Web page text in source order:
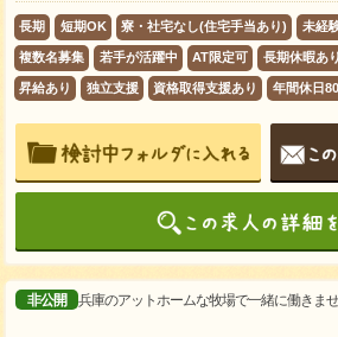
長期 短期OK 寮・社宅なし(住宅手当あり) 未経
複数名募集 若手が活躍中 AT限定可 長期休暇あり
昇給あり 独立支援 資格取得支援あり 年間休日
非公開
兵庫のアットホームな牧場で一緒に働きま